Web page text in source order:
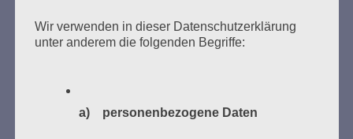
Donnerstag, 21. Mai 2026, 11 – 18 Uhr
Wir verwenden in dieser Datenschutzerklärung
unter anderem die folgenden Begriffe:
a) personenbezogene Daten